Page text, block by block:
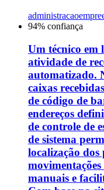
administracao
94% confiança
Um técnico em
atividade de
automatizado.
caixas
de código de
endereços
de controle de
de sistema
localização dos
manuais e